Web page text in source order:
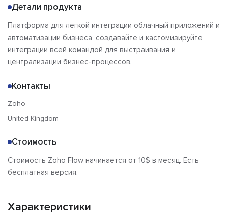
Детали продукта
Платформа для легкой интеграции облачный приложений и
автоматизации бизнеса, создавайте и кастомизируйте
интеграции всей командой для выстраивания и
централизации бизнес-процессов.
Контакты
Zoho
United Kingdom
Стоимость
Стоимость Zoho Flow начинается от 10$ в месяц. Есть
бесплатная версия.
Характеристики